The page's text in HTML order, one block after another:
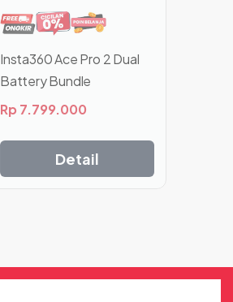
Insta360 Ace Pro 2 Dual
Battery Bundle
Rp 7.799.000
Detail